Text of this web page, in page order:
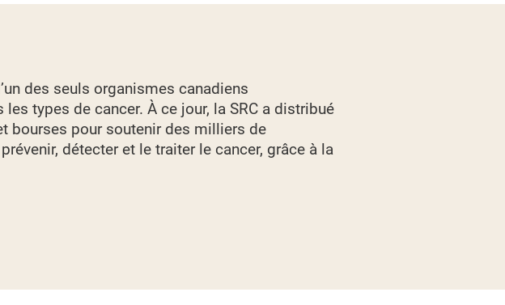
des seuls organismes canadiens
types de cancer. À ce jour, la SRC a distribué
bourses pour soutenir des milliers de
détecter et le traiter le cancer, grâce à la